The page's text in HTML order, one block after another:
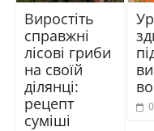
Виростіть
справжні
лісові гриби
на своїй
ділянці:
рецепт
суміші